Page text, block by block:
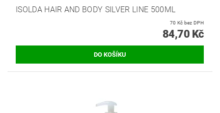
ISOLDA HAIR AND BODY SILVER LINE 500ML
70 Kč bez DPH
84,70 Kč